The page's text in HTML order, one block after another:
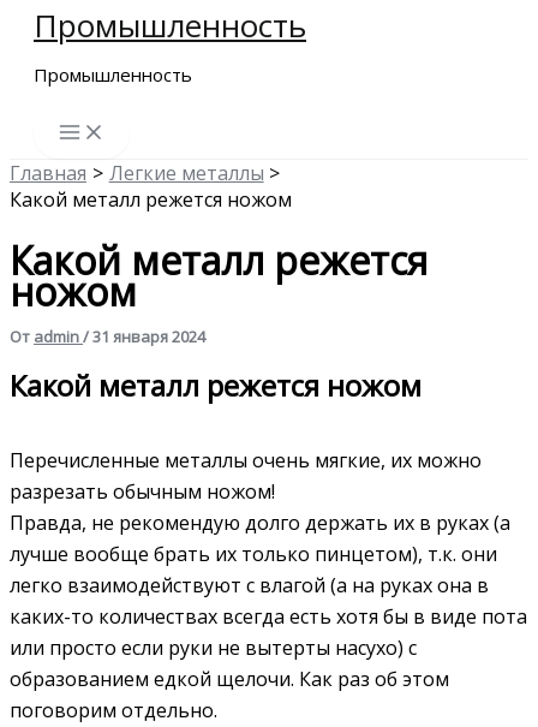
Перейти
содержимому
Промышленность
Промышленность
Главная
Легкие металлы
Какой металл режется ножом
Какой металл режется
ножом
От admin/31 января 2024
Какой металл режется ножом
Перечисленные металлы очень мягкие, их можно
разрезать обычным ножом!
Правда, не рекомендую долго держать их в руках (а
лучше вообще брать их только пинцетом), т.к. они
легко взаимодействуют с влагой (а на руках она в
каких-то количествах всегда есть хотя бы в виде пота
или просто если руки не вытерты насухо) с
образованием едкой щелочи. Как раз об этом
поговорим отдельно.